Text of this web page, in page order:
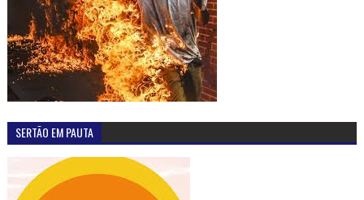
SERTÃO EM PAUTA